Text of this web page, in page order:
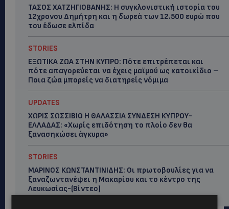
ΤΑΣΟΣ ΧΑΤΖΗΓΙΟΒΑΝΗΣ: Η συγκλονιστική ιστορία του
12χρονου Δημήτρη και η δωρεά των 12.500 ευρώ που
του έδωσε ελπίδα
STORIES
ΕΞΩΤΙΚΑ ΖΩΑ ΣΤΗΝ ΚΥΠΡΟ: Πότε επιτρέπεται και
πότε απαγορεύεται να έχεις μαϊμού ως κατοικίδιο –
Ποια ζώα μπορείς να διατηρείς νόμιμα
UPDATES
ΧΩΡΙΣ ΣΩΣΣΙΒΙΟ Η ΘΑΛΑΣΣΙΑ ΣΥΝΔΕΣΗ ΚΥΠΡΟΥ-
ΕΛΛΑΔΑΣ: «Χωρίς επιδότηση το πλοίο δεν θα
ξανασηκώσει άγκυρα»
STORIES
ΜΑΡΙΝΟΣ ΚΩΝΣΤΑΝΤΙΝΙΔΗΣ: Οι πρωτοβουλίες για να
ξαναζωντανέψει η Μακαρίου και το κέντρο της
Λευκωσίας-(Βίντεο)